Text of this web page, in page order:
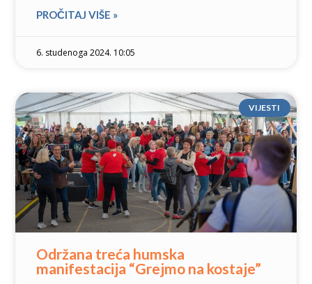
PROČITAJ VIŠE »
6. studenoga 2024. 10:05
VIJESTI
Održana treća humska
manifestacija “Grejmo na kostaje”